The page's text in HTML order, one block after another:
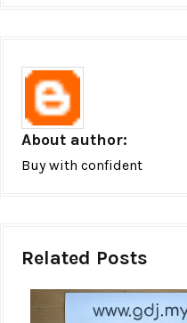
About author:
Buy with confident
Related Posts